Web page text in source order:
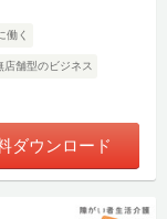
働く
店舗型のビジネス
ダウンロード